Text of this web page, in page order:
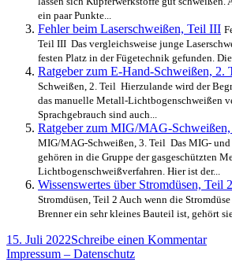
ein paar Punkte...
Fehler beim Laserschweißen, Teil III
Teil III Das vergleichsweise junge
festen Platz in der Fügetechnik gefunden.
Ratgeber zum E-Hand-Schweißen, 2.
Schweißen, 2. Teil Hierzulande wird der
das manuelle Metall-Lichtbogenschweißen
Sprachgebrauch sind auch...
Ratgeber zum MIG/MAG-
MIG/MAG-Schweißen, 3. Teil Das MIG-
gehören in die Gruppe der gasgeschützten
Lichtbogenschweißverfahren. Hier ist der...
Wissenswertes über Stromdüsen, Teil 2
Stromdüsen, Teil 2 Auch wenn die
Brenner ein sehr kleines Bauteil ist, gehört
Veröffentlicht
am
15. Juli 2022Schreibe einen Kommentarzu
Impressum – Datenschutz